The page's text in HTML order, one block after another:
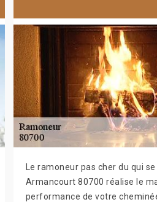
Le ramoneur pas cher du qui
Armancourt 80700 réalise le
performance de votre